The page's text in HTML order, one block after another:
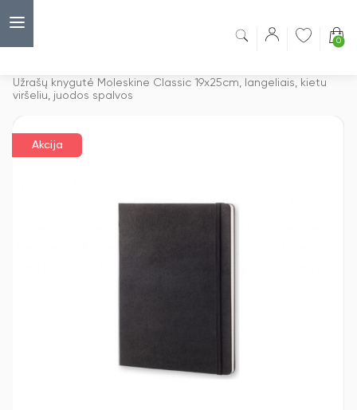
0
Užrašų knygutė Moleskine Classic 19x25cm, langeliais, kietu
viršeliu, juodos spalvos
Akcija